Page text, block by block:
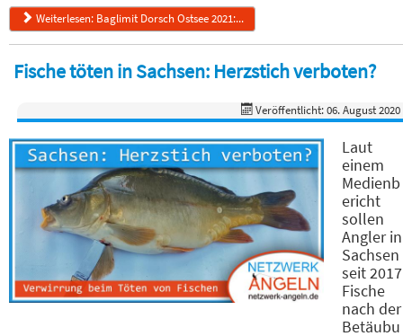
Weiterlesen: Baglimit Dorsch Ostsee 2021:...
Fische töten in Sachsen: Herzstich verboten?
Veröffentlicht: 06. August 2020
Laut
einem
Medienb
ericht
sollen
Angler in
Sachsen
seit 2017
Fische
nach der
Betäubu